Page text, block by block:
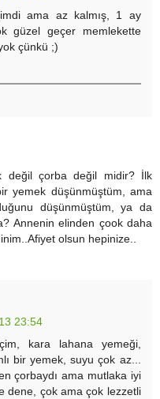
ama az kalmış, 1 ay
güzel geçer memlekette
çünkü ;)
değil çorba değil midir? İlk
yemek düşünmüştüm, ama
düşünmüştüm, ya da
Annenin elinden çook daha
olsun hepinize..
23:54
kara lahana yemeği,
bir yemek, suyu çok az...
çorbaydı ama mutlaka iyi
dene, çok ama çok lezzetli